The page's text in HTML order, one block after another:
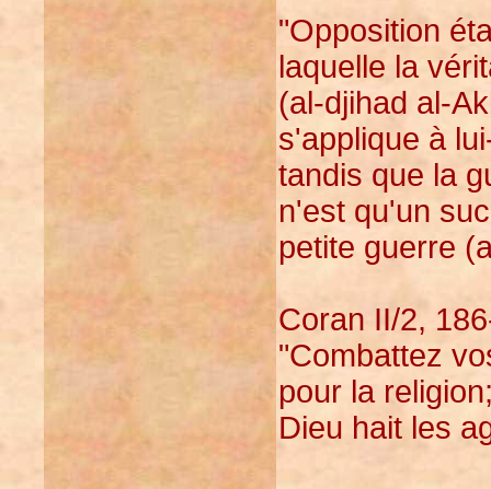
"Opposition
laquelle la
(al-djihad al-
s'applique à
tandis que la
n'est qu'un
petite guerre
Coran II/2,
"Combattez
pour la
Dieu hait les